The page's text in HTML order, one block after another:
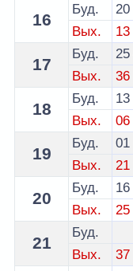
16
Буд. 20
Вых.
13
17
Буд. 25
Вых.
36
18
Буд.
13
Вых.
06
19
Буд.
01
Вых.
21
20
Буд.
16
Вых.
25
21
Буд.
Вых.
37